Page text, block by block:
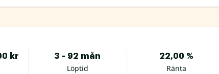
kr 3 - 92 mån
Löptid
22,00 %
Ränta